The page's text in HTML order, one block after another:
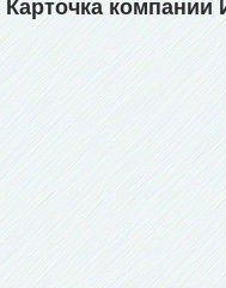
Карточка